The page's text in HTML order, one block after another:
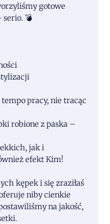
gotowe
💣
pracy, nie tracąc
robione z paska –
jak i
efekt Kim!
kępek i się zraziłaś
niby cienkie
na jakość,